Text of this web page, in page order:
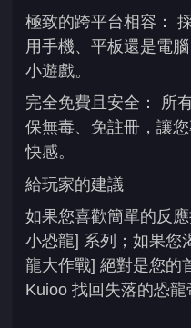
極致的跨平台相容：
用手機、平板還是電
小遊戲。
完全免費且安全： 所
保無毒、免註冊，讓
快感。
給玩家的建議
如果您喜歡簡單的反
小恐龍] 系列；如果您
龍大作戰] 絕對是您的
Kuioo 找回失落的恐龍